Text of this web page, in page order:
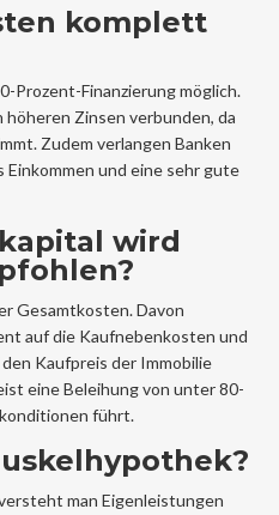
komplett
Prozent-Finanzierung möglich.
Zinsen verbunden, da
Zudem verlangen Banken
und eine sehr gute
wird
Gesamtkosten. Davon
auf die Kaufnebenkosten und
Kaufpreis der Immobilie
eine Beleihung von unter 80-
führt.
man Eigenleistungen